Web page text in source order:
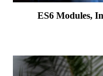
ES6 Modules,